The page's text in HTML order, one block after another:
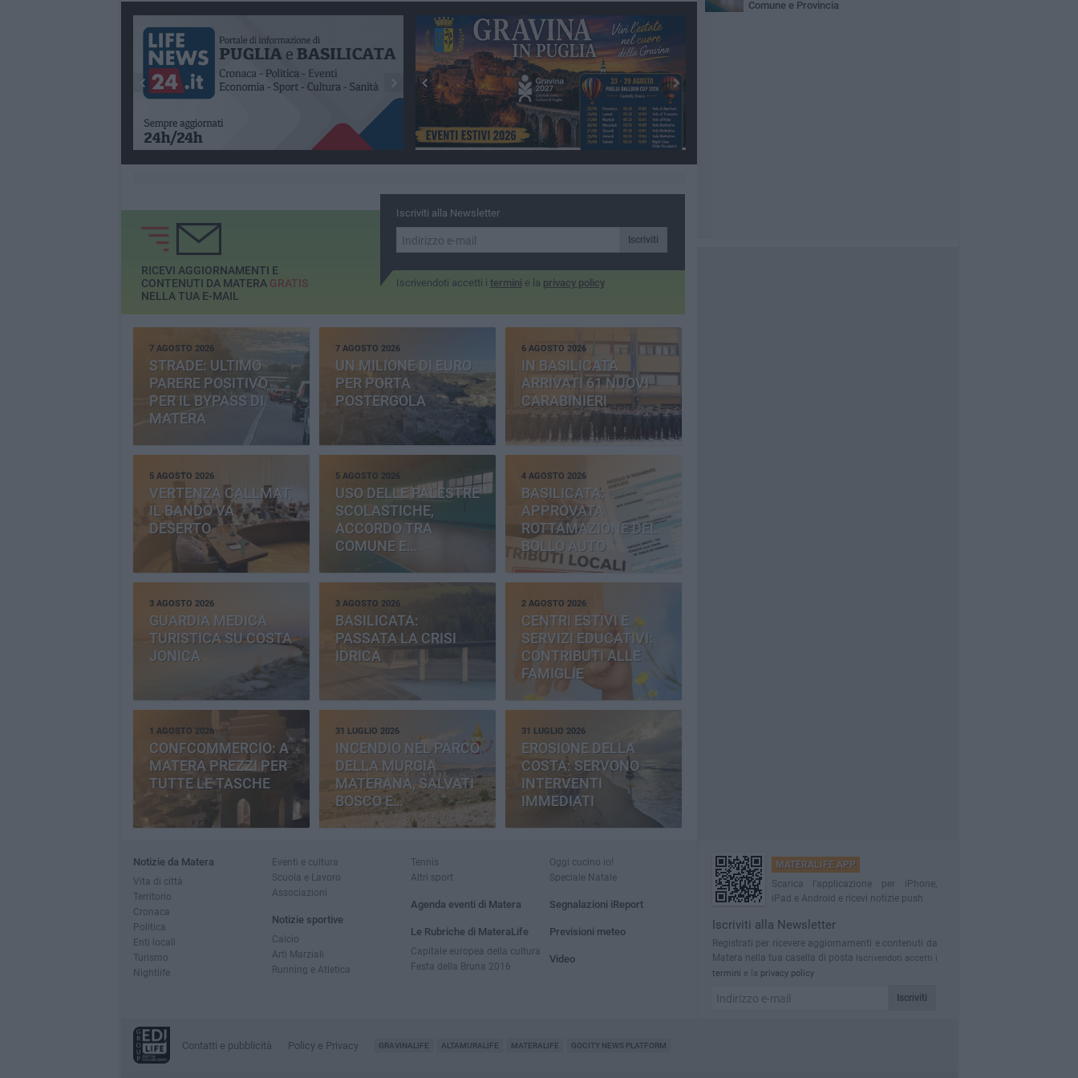
Iscriviti alla Newsletter
Iscriviti
Iscrivendoti accetti i termini e la privacy policy
RICEVI AGGIORNAMENTI E
CONTENUTI DA MATERA GRATIS
NELLA TUA E-MAIL
7 AGOSTO 2026
STRADE: ULTIMO
PARERE POSITIVO
PER IL BYPASS DI
MATERA
7 AGOSTO 2026
UN MILIONE DI EURO
PER PORTA
POSTERGOLA
6 AGOSTO 2026
IN BASILICATA
ARRIVATI 61 NUOVI
CARABINIERI
5 AGOSTO 2026
VERTENZA CALLMAT,
IL BANDO VA
DESERTO
5 AGOSTO 2026
USO DELLE PALESTRE
SCOLASTICHE,
ACCORDO TRA
COMUNE E
PROVINCIA
4 AGOSTO 2026
BASILICATA:
APPROVATA
ROTTAMAZIONE DEL
BOLLO AUTO
3 AGOSTO 2026
GUARDIA MEDICA
TURISTICA SU COSTA
JONICA
3 AGOSTO 2026
BASILICATA:
PASSATA LA CRISI
IDRICA
2 AGOSTO 2026
CENTRI ESTIVI E
SERVIZI EDUCATIVI:
CONTRIBUTI ALLE
FAMIGLIE
1 AGOSTO 2026
CONFCOMMERCIO: A
MATERA PREZZI PER
TUTTE LE TASCHE
31 LUGLIO 2026
INCENDIO NEL PARCO
DELLA MURGIA
MATERANA, SALVATI
BOSCO E
CEMENTERIA
31 LUGLIO 2026
EROSIONE DELLA
COSTA: SERVONO
INTERVENTI
IMMEDIATI
Comune e Provincia
Notizie da Matera
Vita di città
Territorio
Cronaca
Politica
Enti locali
Turismo
Nightlife
Eventi e cultura
Scuola e Lavoro
Associazioni
Notizie sportive
Calcio
Arti Marziali
Running e Atletica
Tennis
Altri sport
Agenda eventi di Matera
Le Rubriche di MateraLife
Capitale europea della cultura
Festa della Bruna 2016
Oggi cucino io!
Speciale Natale
Segnalazioni iReport
Previsioni meteo
Video
MATERALIFE APP
Scarica l'applicazione per iPhone,
iPad e Android e ricevi notizie push
Iscriviti alla Newsletter
Registrati per ricevere aggiornamenti e contenuti da
Matera nella tua casella di posta
Iscrivendoti accetti i
termini e la privacy policy
Iscriviti
Contatti e pubblicità Policy e Privacy GRAVINALIFE ALTAMURALIFE MATERALIFE GOCITY NEWS PLATFORM